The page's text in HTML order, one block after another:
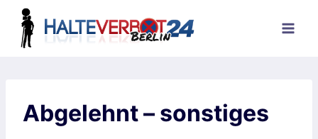
Abgelehnt – sonstiges